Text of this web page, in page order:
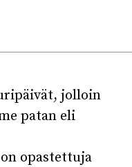
jolloin
patan eli
opastettuja